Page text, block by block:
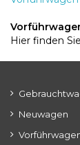
Hier finden
Neuwagen